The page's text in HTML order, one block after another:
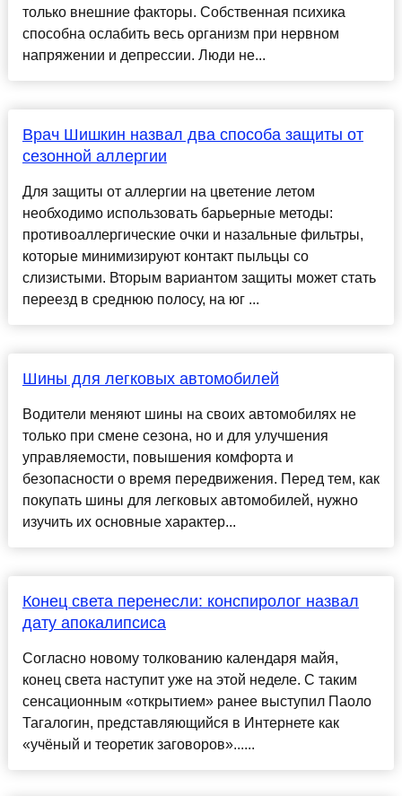
только внешние факторы. Собственная психика
способна ослабить весь организм при нервном
напряжении и депрессии. Люди не...
Врач Шишкин назвал два способа защиты от
сезонной аллергии
Для защиты от аллергии на цветение летом
необходимо использовать барьерные методы:
противоаллергические очки и назальные фильтры,
которые минимизируют контакт пыльцы со
слизистыми. Вторым вариантом защиты может стать
переезд в среднюю полосу, на юг ...
Шины для легковых автомобилей
Водители меняют шины на своих автомобилях не
только при смене сезона, но и для улучшения
управляемости, повышения комфорта и
безопасности о время передвижения. Перед тем, как
покупать шины для легковых автомобилей, нужно
изучить их основные характер...
Конец света перенесли: конспиролог назвал
дату апокалипсиса
Согласно новому толкованию календаря майя,
конец света наступит уже на этой неделе. С таким
сенсационным «открытием» ранее выступил Паоло
Тагалогин, представляющийся в Интернете как
«учёный и теоретик заговоров»......